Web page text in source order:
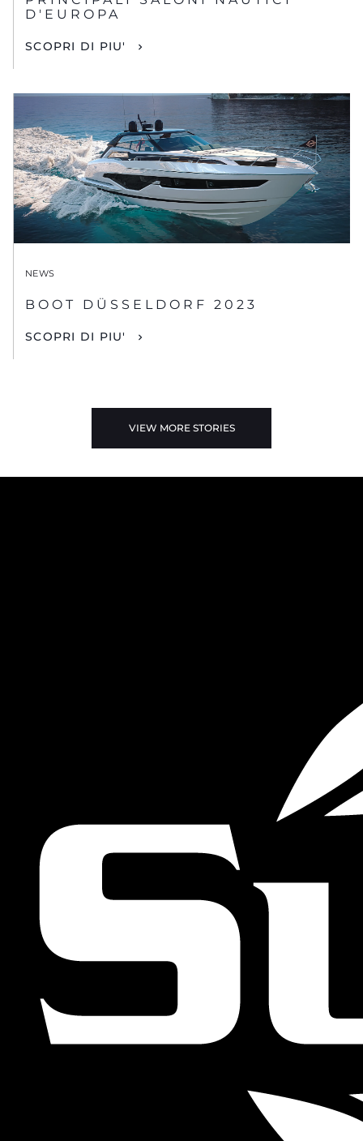
D'EUROPA
SCOPRI DI PIU'
NEWS
BOOT DÜSSELDORF 2023
SCOPRI DI PIU'
VIEW MORE STORIES